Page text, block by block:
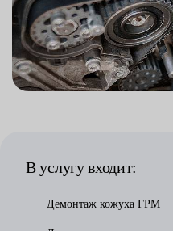
В услугу входит:
Демонтаж кожуха ГРМ